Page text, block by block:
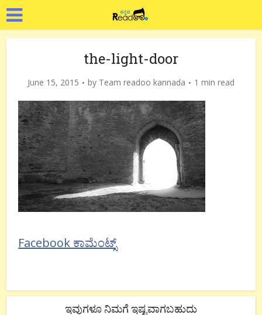
the-light-door
June 15, 2015 by Team readoo kannada 1 min read
Facebook ಕಾಮೆಂಟ್ಸ್
ಇವುಗಳೂ ನಿಮಗೆ ಇಷ್ಟವಾಗಬಹುದು